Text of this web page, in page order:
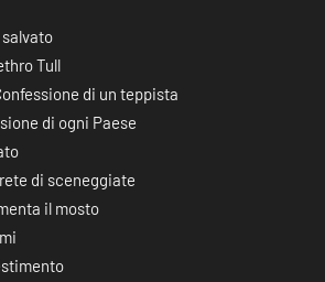
salvato
Tull
di un teppista
di ogni Paese
di sceneggiate
il mosto